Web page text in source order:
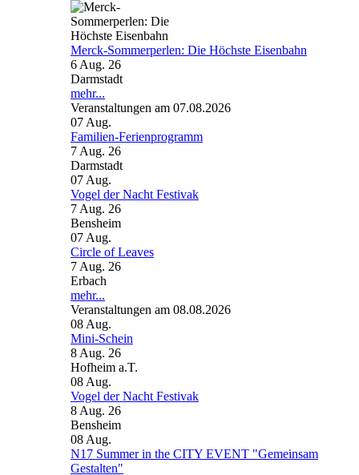
Merck-Sommerperlen: Die Höchste Eisenbahn
6 Aug. 26
Darmstadt
mehr...
Veranstaltungen am 07.08.2026
07 Aug.
Familien-Ferienprogramm
7 Aug. 26
Darmstadt
07 Aug.
Vogel der Nacht Festivak
7 Aug. 26
Bensheim
07 Aug.
Circle of Leaves
7 Aug. 26
Erbach
mehr...
Veranstaltungen am 08.08.2026
08 Aug.
Mini-Schein
8 Aug. 26
Hofheim a.T.
08 Aug.
Vogel der Nacht Festivak
8 Aug. 26
Bensheim
08 Aug.
N17 Summer in the CITY EVENT "Gemeinsam
Gestalten"